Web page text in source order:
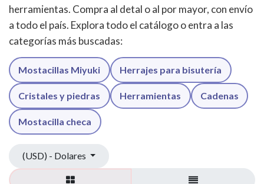
herramientas. Compra al detal o al por mayor, con envío
a todo el país. Explora todo el catálogo o entra a las
categorías más buscadas:
Mostacillas Miyuki Herrajes para bisutería
Cristales y piedras Herramientas Cadenas
Mostacilla checa
(USD) - Dolares